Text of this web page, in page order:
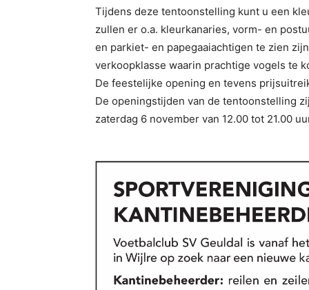
Tijdens deze tentoonstelling kunt u een
zullen er o.a. kleurkanaries, vorm- en
en parkiet- en papegaaiachtigen te zien
verkoopklasse waarin prachtige vogels te
De feestelijke opening en tevens
De openingstijden van de tentoonstelling
zaterdag 6 november van 12.00 tot 21.00